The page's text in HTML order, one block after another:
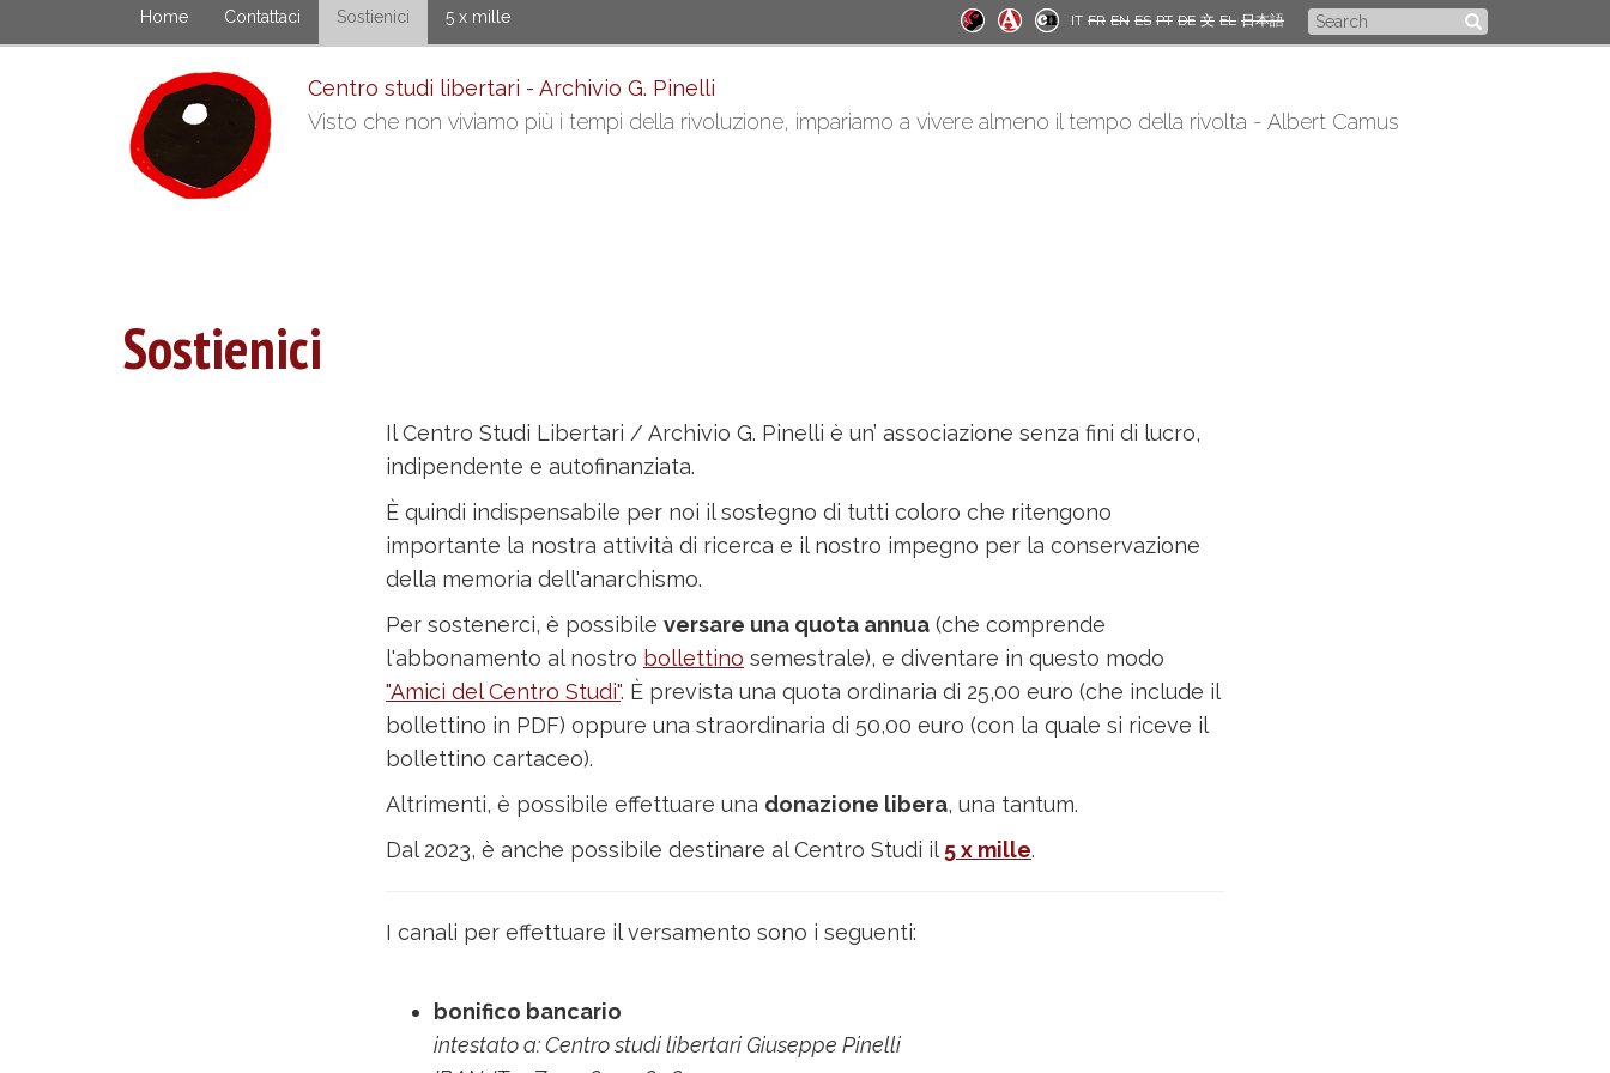
to
Home Contattaci Sostienici 5 x mille
Search
IT FR EN ES PT DE 文 EL 日本語
Centro studi libertari - Archivio G. Pinelli
Visto che non viviamo più i tempi della rivoluzione, impariamo a vivere almeno il tempo della rivolta - Albert Camus
Sostienici
Il Centro Studi Libertari / Archivio G. Pinelli è un’ associazione senza fini di lucro,
indipendente e autofinanziata.
È quindi indispensabile per noi il sostegno di tutti coloro che ritengono
importante la nostra attività di ricerca e il nostro impegno per la conservazione
della memoria dell'anarchismo.
Per sostenerci, è possibile versare una quota annua (che comprende
l'abbonamento al nostro bollettino semestrale), e diventare in questo modo
"Amici del Centro Studi". È prevista una quota ordinaria di 25,00 euro (che include il
bollettino in PDF) oppure una straordinaria di 50,00 euro (con la quale si riceve il
bollettino cartaceo).
Altrimenti, è possibile effettuare una donazione libera, una tantum.
Dal 2023, è anche possibile destinare al Centro Studi il 5 x mille.
I canali per effettuare il versamento sono i seguenti:
bonifico bancario
intestato a: Centro studi libertari Giuseppe Pinelli